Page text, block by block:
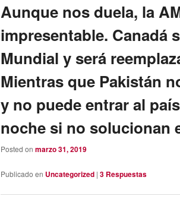
Aunque nos duela, la
impresentable. Canadá
Mundial y será
Mientras que Pakistán
y no puede entrar al
noche si no solucionan
Posted on marzo 31, 2019
Publicado en Uncategorized | 3 Respuestas